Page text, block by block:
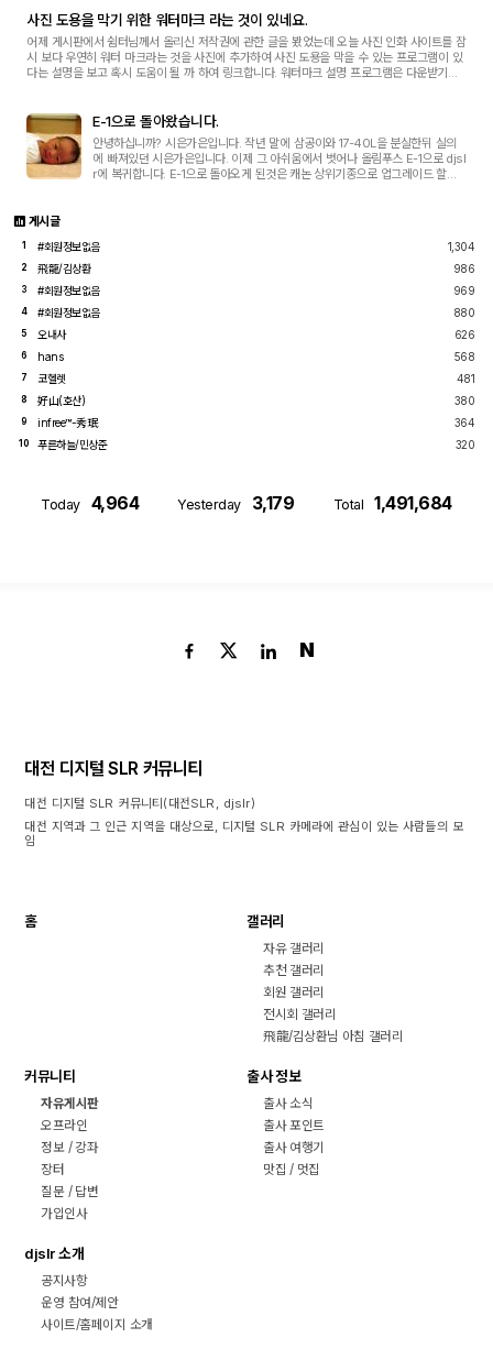
사진 도용을 막기 위한 워터마크 라는 것이 있네요.
어제 게시판에서 쉼터님께서 올리신 저작권에 관한 글을 봤었는데 오늘 사진 인화 사이트를 잠
시 보다 우연히 워터 마크라는 것을 사진에 추가하여 사진 도용을 막을 수 있는 프로그램이 있
다는 설명을 보고 혹시 도움이 될 까 하여 링크합니다. 워터마크 설명 프로그램은 다운받기에
E-1으로 돌아왔습니다.
안녕하십니까? 시은가은입니다. 작년 말에 삼공이와 17-40L을 분실한뒤 실의
에 빠져있던 시은가은입니다. 이제 그 아쉬움에서 벗어나 올림푸스 E-1으로 djsl
r에 복귀합니다. E-1으로 돌아오게 된것은 캐논 상위기종으로 업그레이드 할려
게시글
1 #회원정보없음 1,304
2 飛龍/김상환 986
3 #회원정보없음 969
4 #회원정보없음 880
5 오내사 626
6 hans 568
7 코헬렛 481
8 好山(호산) 380
9 infree™-秀珉 364
10 푸른하늘/민상준 320
Today 4,964 Yesterday 3,179 Total 1,491,684
N
대전 디지털 SLR 커뮤니티
대전 디지털 SLR 커뮤니티(대전SLR, djslr)
대전 지역과 그 인근 지역을 대상으로, 디지털 SLR 카메라에 관심이 있는 사람들의 모
임
홈 갤러리
자유 갤러리
추천 갤러리
회원 갤러리
전시회 갤러리
飛龍/김상환님 아침 갤러리
커뮤니티
자유게시판
오프라인
정보 / 강좌
장터
질문 / 답변
가입인사
출사 정보
출사 소식
출사 포인트
출사 여행기
맛집 / 멋집
djslr 소개
공지사항
운영 참여/제안
사이트/홈페이지 소개